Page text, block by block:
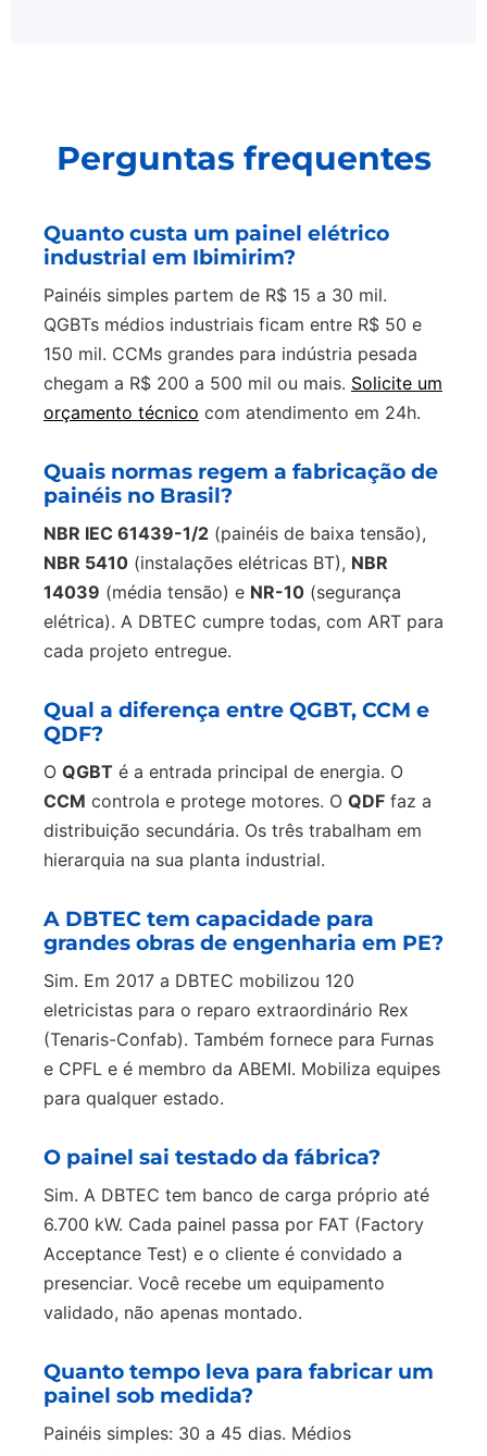
Perguntas frequentes
Quanto custa um painel elétrico
industrial em Ibimirim?
Painéis simples partem de R$ 15 a 30 mil.
QGBTs médios industriais ficam entre R$ 50 e
150 mil. CCMs grandes para indústria pesada
chegam a R$ 200 a 500 mil ou mais. Solicite um
orçamento técnico com atendimento em 24h.
Quais normas regem a fabricação de
painéis no Brasil?
NBR IEC 61439-1/2 (painéis de baixa tensão),
NBR 5410 (instalações elétricas BT), NBR
14039 (média tensão) e NR-10 (segurança
elétrica). A DBTEC cumpre todas, com ART para
cada projeto entregue.
Qual a diferença entre QGBT, CCM e
QDF?
O QGBT é a entrada principal de energia. O
CCM controla e protege motores. O QDF faz a
distribuição secundária. Os três trabalham em
hierarquia na sua planta industrial.
A DBTEC tem capacidade para
grandes obras de engenharia em PE?
Sim. Em 2017 a DBTEC mobilizou 120
eletricistas para o reparo extraordinário Rex
(Tenaris-Confab). Também fornece para Furnas
e CPFL e é membro da ABEMI. Mobiliza equipes
para qualquer estado.
O painel sai testado da fábrica?
Sim. A DBTEC tem banco de carga próprio até
6.700 kW. Cada painel passa por FAT (Factory
Acceptance Test) e o cliente é convidado a
presenciar. Você recebe um equipamento
validado, não apenas montado.
Quanto tempo leva para fabricar um
painel sob medida?
Painéis simples: 30 a 45 dias. Médios